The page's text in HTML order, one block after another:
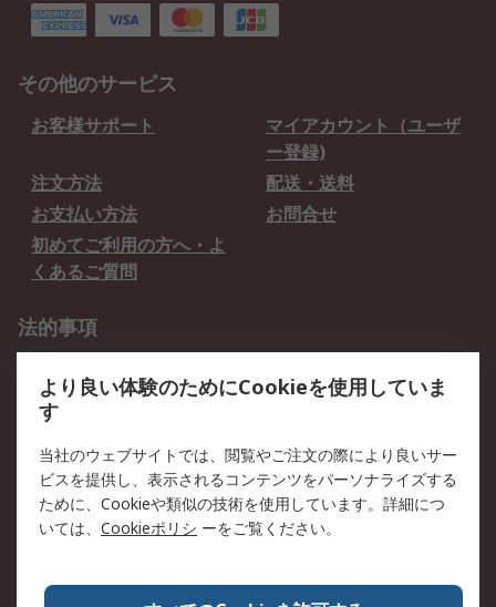
その他のサービス
お客様サポート
マイアカウント（ユーザ
ー登録)
注文方法
配送・送料
お支払い方法
お問合せ
初めてご利用の方へ・よ
くあるご質問
法的事項
クッキーポリシー
RSについて
会社概要
採用情報
プレスリリース＆お知ら
コーポレートサイト
全世界のRS
RSの歴史
より良い体験のためにCookieを使用していま
す
当社のウェブサイトでは、閲覧やご注文の際により良いサー
ビスを提供し、表示されるコンテンツをパーソナライズする
ために、Cookieや類似の技術を使用しています。詳細につ
いては、 Cookieポリシ ーをご覧ください。